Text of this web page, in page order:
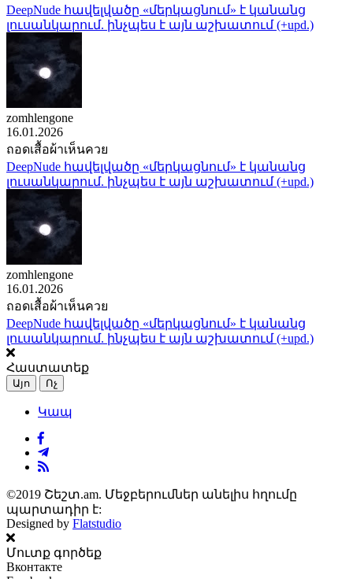
DeepNude հավելվածը «մերկացնում» է կանանց
լուսանկարում. ինչպես է այն աշխատում (+upd.)
zomhlengone
16.01.2026
ถอดเสื้อผ้าเห็นควย
DeepNude հավելվածը «մերկացնում» է կանանց
լուսանկարում. ինչպես է այն աշխատում (+upd.)
zomhlengone
16.01.2026
ถอดเสื้อผ้าเห็นควย
DeepNude հավելվածը «մերկացնում» է կանանց
լուսանկարում. ինչպես է այն աշխատում (+upd.)
Հաստատեք
Այո Ոչ
Կապ
©2019 Շեշտ.am. Մեջբերումներ անելիս հղումը
պարտադիր է:
Designed by Flatstudio
Մուտք գործեք
Вконтакте